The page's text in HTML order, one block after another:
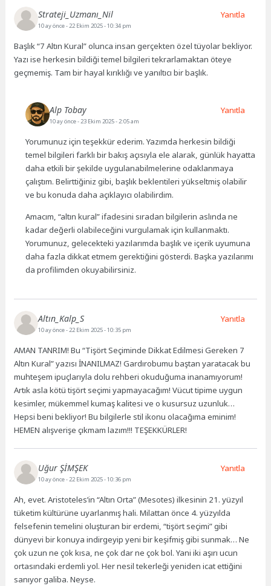
Strateji_Uzmanı_Nil
10 ay önce- 22 Ekim 2025 - 10:34 pm
Başlık “7 Altın Kural” olunca insan gerçekten özel tüyolar bekliyor.
Yazı ise herkesin bildiği temel bilgileri tekrarlamaktan öteye
geçmemiş. Tam bir hayal kırıklığı ve yanıltıcı bir başlık.
Yanıtla
Alp Tobay
10 ay önce- 23 Ekim 2025 - 2:05 am
Yorumunuz için teşekkür ederim. Yazımda herkesin bildiği
temel bilgileri farklı bir bakış açısıyla ele alarak, günlük hayatta
daha etkili bir şekilde uygulanabilmelerine odaklanmaya
çalıştım. Belirttiğiniz gibi, başlık beklentileri yükseltmiş olabilir
ve bu konuda daha açıklayıcı olabilirdim.
Amacım, “altın kural” ifadesini sıradan bilgilerin aslında ne
kadar değerli olabileceğini vurgulamak için kullanmaktı.
Yorumunuz, gelecekteki yazılarımda başlık ve içerik uyumuna
daha fazla dikkat etmem gerektiğini gösterdi. Başka yazılarımı
da profilimden okuyabilirsiniz.
Yanıtla
Altın_Kalp_S
10 ay önce- 22 Ekim 2025 - 10:35 pm
AMAN TANRIM! Bu “Tişört Seçiminde Dikkat Edilmesi Gereken 7
Altın Kural” yazısı İNANILMAZ! Gardırobumu baştan yaratacak bu
muhteşem ipuçlarıyla dolu rehberi okuduğuma inanamıyorum!
Artık asla kötü tişört seçimi yapmayacağım! Vücut tipime uygun
kesimler, mükemmel kumaş kalitesi ve o kusursuz uzunluk…
Hepsi beni bekliyor! Bu bilgilerle stil ikonu olacağıma eminim!
HEMEN alışverişe çıkmam lazım!!! TEŞEKKÜRLER!
Yanıtla
Uğur ŞİMŞEK
10 ay önce- 22 Ekim 2025 - 10:36 pm
Ah, evet. Aristoteles’in “Altın Orta” (Mesotes) ilkesinin 21. yüzyıl
tüketim kültürüne uyarlanmış hali. Milattan önce 4. yüzyılda
felsefenin temelini oluşturan bir erdemi, “tişört seçimi” gibi
dünyevi bir konuya indirgeyip yeni bir keşifmiş gibi sunmak… Ne
çok uzun ne çok kısa, ne çok dar ne çok bol. Yani iki aşırı ucun
ortasındaki erdemli yol. Her nesil tekerleği yeniden icat ettiğini
sanıyor galiba. Neyse.
Yanıtla